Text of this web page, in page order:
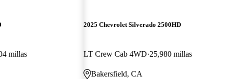
millas
2025 Chevrolet Silverado 2500HD
LT Crew Cab 4WD 25,980 millas
Bakersfield, CA